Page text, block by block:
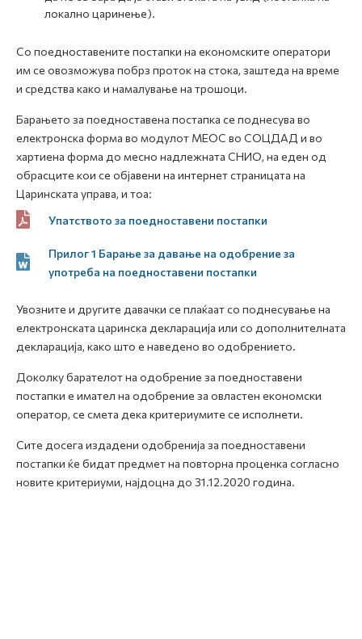
локално царинење).
Со поедноставените постапки на економските оператори
им се овозможува побрз проток на стока, заштеда на време
и средства како и намалување на трошоци.
Барањето за поедноставена постапка се поднесува во
електронска форма во модулот МЕОС во СОЦДАД и во
хартиена форма до месно надлежната СНИО, на еден од
обрасците кои се објавени на интернет страницата на
Царинската управа, и тоа:
Упатството за поедноставени постапки
Прилог 1 Барање за давање на одобрение за
употреба на поедноставени постапки
Увозните и другите давачки се плаќаат со поднесување на
електронската царинска декларација или со дополнителната
декларација, како што е наведено во одобрението.
Доколку барателот на одобрение за поедноставени
постапки е имател на одобрение за овластен економски
оператор, се смета дека критериумите се исполнети.
Сите досега издадени одобренија за поедноставени
постапки ќе бидат предмет на повторна проценка согласно
новите критериуми, најдоцна до 31.12.2020 година.